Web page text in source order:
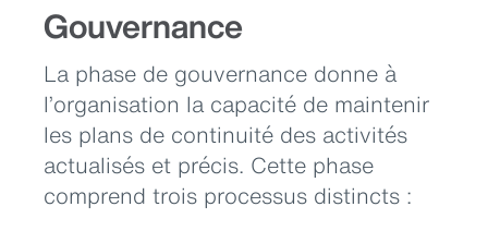
Gouvernance
La phase de gouvernance donne à
l’organisation la capacité de maintenir
les plans de continuité des activités
actualisés et précis. Cette phase
comprend trois processus distincts :